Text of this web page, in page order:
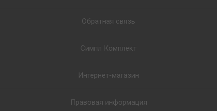
Обратная связь
Симпл Комплект
Интернет-магазин
Правовая информация